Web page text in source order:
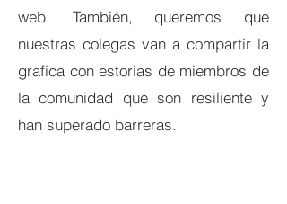
web. También, queremos que
nuestras colegas van a compartir la
grafica con estorias de miembros de
la comunidad que son resiliente y
han superado barreras.